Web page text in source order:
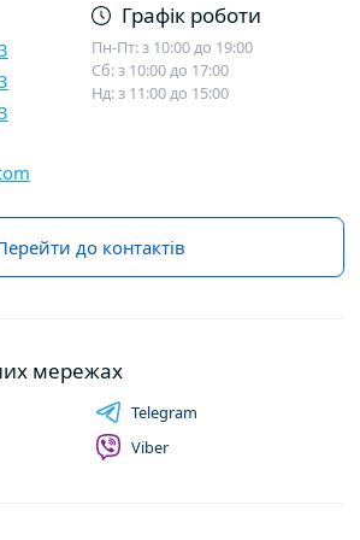
Графік роботи
Пн-Пт: з 10:00 до 19:00
Сб: з 10:00 до 17:00
Нд: з 11:00 до 15:00
до контактів
мережах
Telegram
Viber